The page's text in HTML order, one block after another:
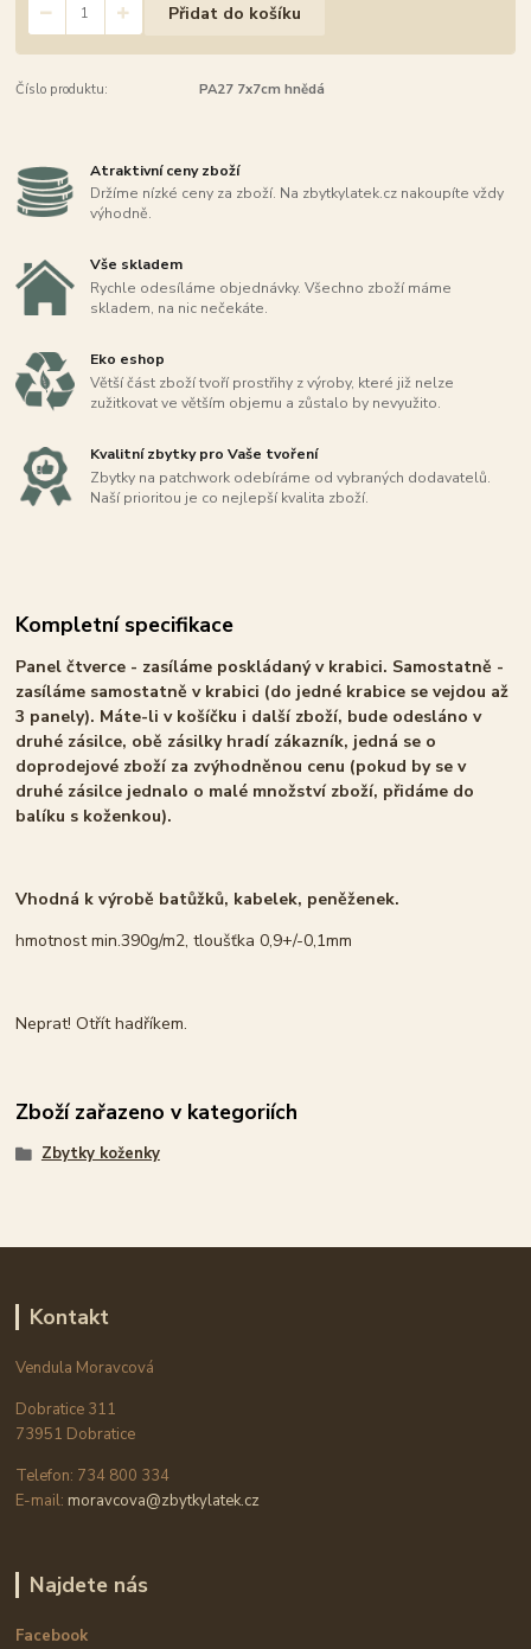
Přidat do košíku
Číslo produktu: PA27 7x7cm hnědá
Atraktivní ceny zboží
Držíme nízké ceny za zboží. Na zbytkylatek.cz nakoupíte vždy
výhodně.
Vše skladem
Rychle odesíláme objednávky. Všechno zboží máme
skladem, na nic nečekáte.
Eko eshop
Větší část zboží tvoří prostřihy z výroby, které již nelze
zužitkovat ve větším objemu a zůstalo by nevyužito.
Kvalitní zbytky pro Vaše tvoření
Zbytky na patchwork odebíráme od vybraných dodavatelů.
Naší prioritou je co nejlepší kvalita zboží.
Kompletní specifikace
Panel čtverce - zasíláme poskládaný v krabici. Samostatně -
zasíláme samostatně v krabici (do jedné krabice se vejdou až
3 panely). Máte-li v košíčku i další zboží, bude odesláno v
druhé zásilce, obě zásilky hradí zákazník, jedná se o
doprodejové zboží za zvýhodněnou cenu (pokud by se v
druhé zásilce jednalo o malé množství zboží, přidáme do
balíku s koženkou).
Vhodná k výrobě batůžků, kabelek, peněženek.
hmotnost min.390g/m2, tloušťka 0,9+/-0,1mm
Neprat! Otřít hadříkem.
Zboží zařazeno v kategoriích
Zbytky koženky
Kontakt
Vendula Moravcová
Dobratice 311
73951 Dobratice
Telefon: 734 800 334
E-mail: moravcova@zbytkylatek.cz
Najdete nás
Facebook